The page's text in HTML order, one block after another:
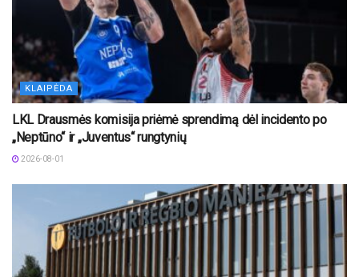
KLAIPĖDA
LKL Drausmės komisija priėmė sprendimą dėl incidento po
„Neptūno“ ir „Juventus“ rungtynių
2026-08-01